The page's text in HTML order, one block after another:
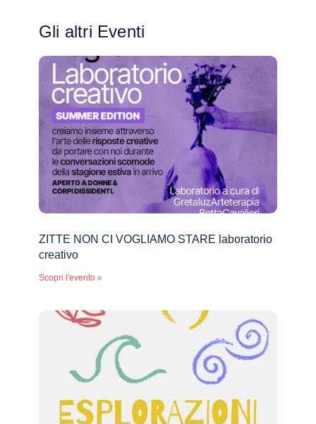
Gli altri Eventi
ZITTE NON CI VOGLIAMO STARE laboratorio
creativo
Scopri l'evento »